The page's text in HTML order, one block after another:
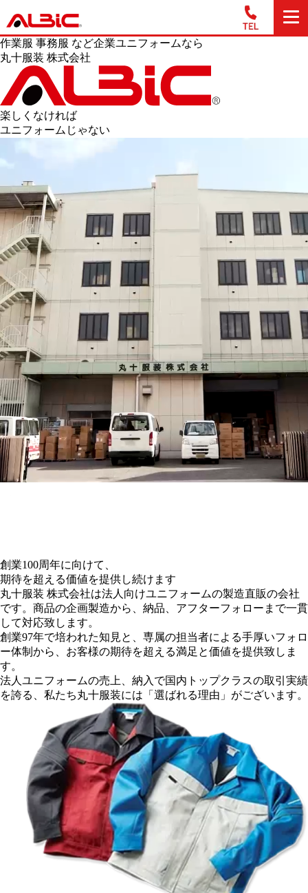
作業服 事務服 など企業ユニフォームなら
丸十服装 株式会社
楽しくなければ
ユニフォームじゃない
創業100周年に向けて、
期待を超える価値を提供し続けます
丸十服装 株式会社は法人向けユニフォームの製造直販の会社
です。 商品の企画製造から、納品、アフターフォローまで一貫
して対応致します。
創業97年で培われた知見と、専属の担当者による手厚いフォロ
ー体制から、 お客様の期待を超える満足と価値を提供致しま
す。
法人ユニフォームの売上、納入で国内トップクラスの取引実績
を誇る、 私たち丸十服装には「選ばれる理由」がございます。